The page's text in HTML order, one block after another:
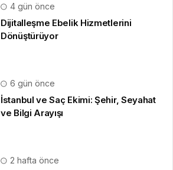
4 gün önce
Dijitalleşme Ebelik Hizmetlerini
Dönüştürüyor
6 gün önce
İstanbul ve Saç Ekimi: Şehir, Seyahat
ve Bilgi Arayışı
2 hafta önce